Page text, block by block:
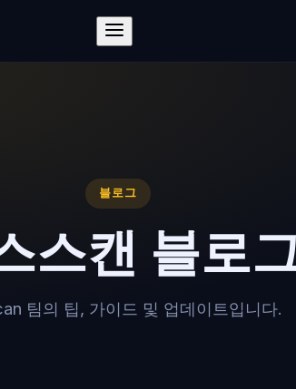
블로그
스캔 블로
팀의 팁, 가이드 및 업데이트입니다.